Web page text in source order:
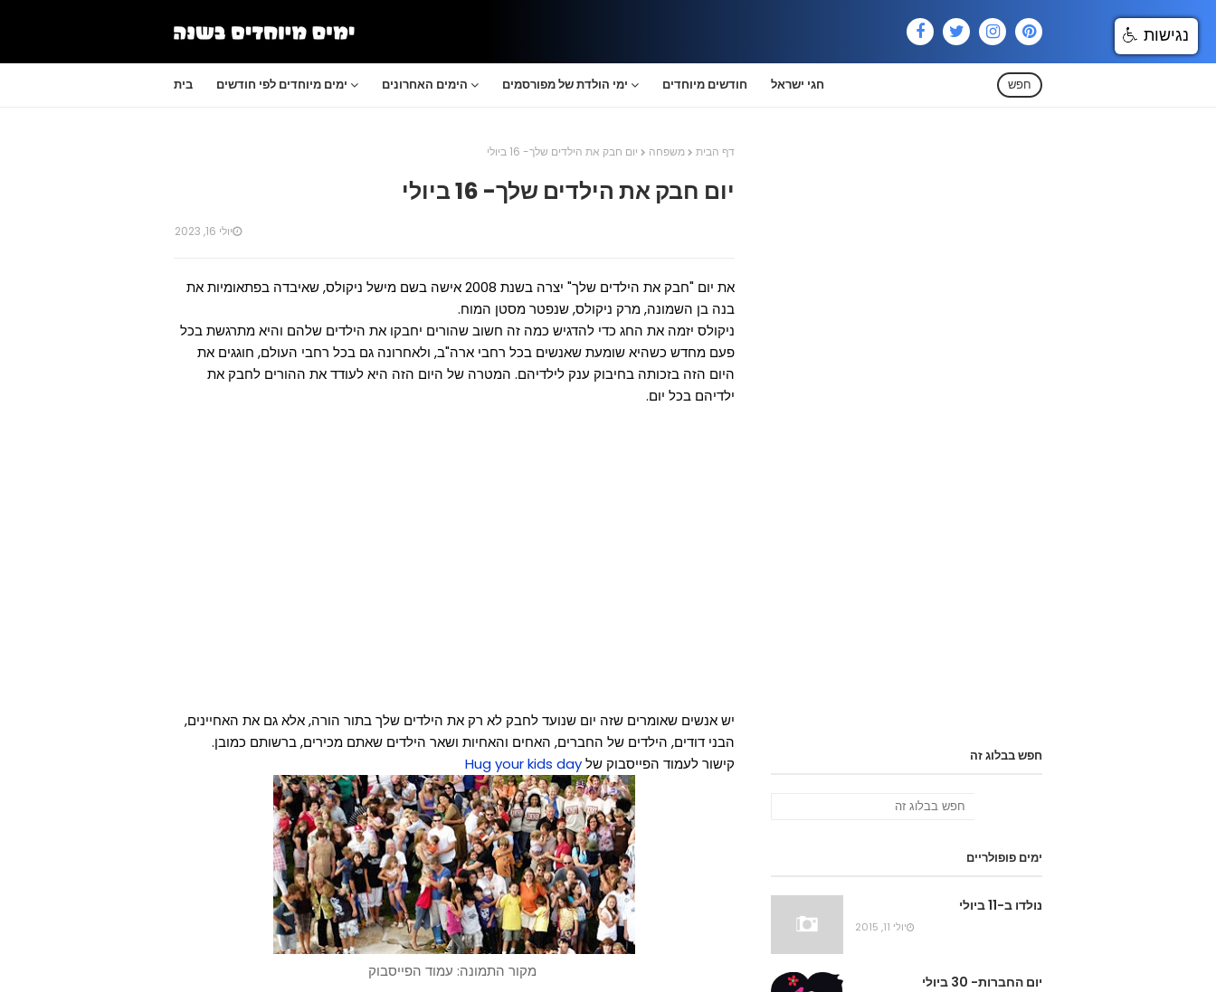
בית ימים מיוחדים לפי חודשים הימים האחרונים ימי הולדת של מפורסמים חודשים מיוחדים חגי ישראל חפש
דף הבית משפחה יום חבק את הילדים שלך- 16 ביולי
יום חבק את הילדים שלך- 16 ביולי
יולי 16, 2023
את יום "חבק את הילדים שלך" יצרה בשנת 2008 אישה בשם מישל ניקולס, שאיבדה בפתאומיות את
בנה בן השמונה, מרק ניקולס, שנפטר מסטן המוח.
ניקולס יזמה את החג כדי להדגיש כמה זה חשוב שהורים יחבקו את הילדים שלהם והיא מתרגשת בכל
פעם מחדש כשהיא שומעת שאנשים בכל רחבי ארה"ב, ולאחרונה גם בכל רחבי העולם, חוגגים את
היום הזה בזכותה בחיבוק ענק לילדיהם. המטרה של היום הזה היא לעודד את ההורים לחבק את
ילדיהם בכל יום.
יש אנשים שאומרים שזה יום שנועד לחבק לא רק את הילדים שלך בתור הורה, אלא גם את האחיינים,
הבני דודים, הילדים של החברים, האחים והאחיות ושאר הילדים שאתם מכירים, ברשותם כמובן.
קישור לעמוד הפייסבוק שלHug your kids day חפש בבלוג זה
ימים פופולריים
נולדו ב-11 ביולי
יולי 11, 2015
יום החברות- 30 ביולי
נגישות